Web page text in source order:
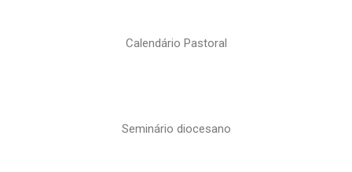
Calendário Pastoral
Seminário diocesano